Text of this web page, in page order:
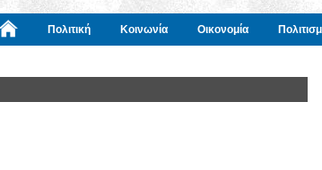
Πολιτική Κοινωνία Οικονομία